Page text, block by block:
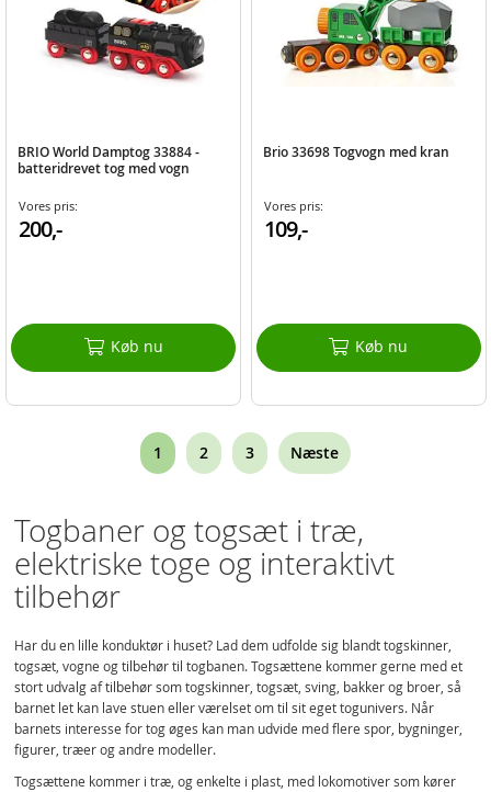
BRIO World Damptog 33884 -
batteridrevet tog med vogn
Vores pris:
200,-
Køb nu
Brio 33698 Togvogn med kran
Vores pris:
109,-
Køb nu
Page
You're
reading
page
1 Page
2 Page
3 Næste
Togbaner og togsæt i træ,
elektriske toge og interaktivt
tilbehør
Har du en lille konduktør i huset? Lad dem udfolde sig blandt togskinner,
togsæt, vogne og tilbehør til togbanen. Togsættene kommer gerne med et
stort udvalg af tilbehør som togskinner, togsæt, sving, bakker og broer, så
barnet let kan lave stuen eller værelset om til sit eget togunivers. Når
barnets interesse for tog øges kan man udvide med flere spor, bygninger,
figurer, træer og andre modeller.
Togsættene kommer i træ, og enkelte i plast, med lokomotiver som kører